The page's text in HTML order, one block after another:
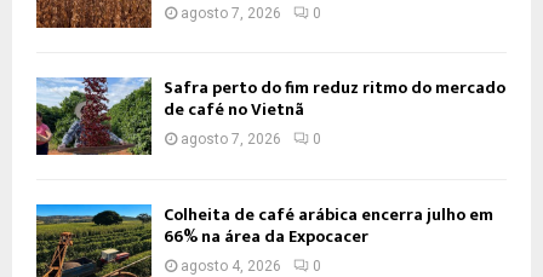
agosto 7, 2026 0
Safra perto do fim reduz ritmo do mercado
de café no Vietnã
agosto 7, 2026 0
Colheita de café arábica encerra julho em
66% na área da Expocacer
agosto 4, 2026 0